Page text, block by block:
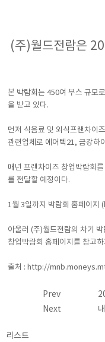
(주)월드전람은
본 박람회는 450여 부스 규모
을 받고 있다.
먼저 식음료 및 외식프랜차이
관련업체로 에어텍21, 금강하
매년 프랜차이즈 창업박람회
를 전달할 예정이다.
1월 3일까지 박람회 홈페이지 (
아울러 (주)월드전람의 차기
창업박람회 홈페이지를 참고
출처 : http://
Prev
Next
리스트